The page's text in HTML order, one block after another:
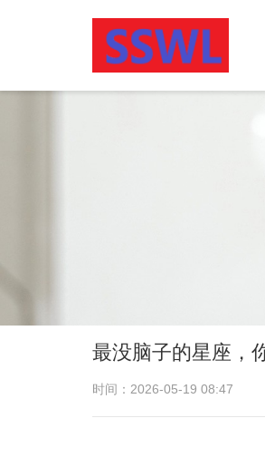
最没脑子的星座，
时间：2026-05-19 08:47